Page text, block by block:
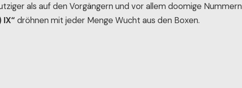
als auf den Vorgängern und vor allem doomige Nummern
dröhnen mit jeder Menge Wucht aus den Boxen.